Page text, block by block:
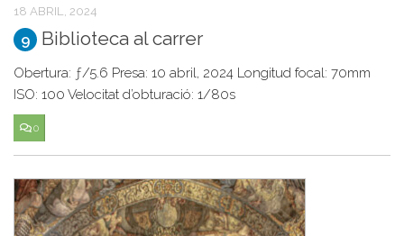
18 ABRIL, 2024
9 Biblioteca al carrer
Obertura: ƒ/5.6 Presa: 10 abril, 2024 Longitud focal: 70mm
ISO: 100 Velocitat d’obturació: 1/80s
0